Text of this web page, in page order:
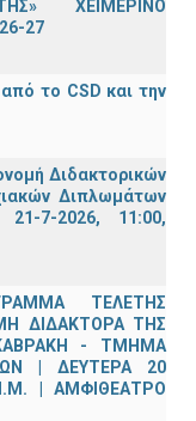
ΧΕΙΜΕΡΙΝΟ
27
το CSD και την
Διδακτορικών
Διπλωμάτων
7-2026, 11:00,
ΤΕΛΕΤΗΣ
ΔΙΔΑΚΤΟΡΑ ΤΗΣ
ΚΑΒΡΑΚΗ - ΤΜΗΜΑ
| ΔΕΥΤΕΡΑ 20
| ΑΜΦΙΘΕΑΤΡΟ